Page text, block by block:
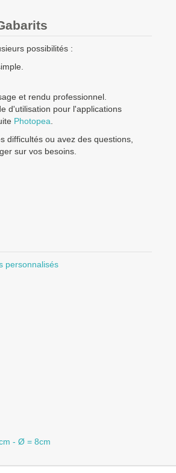
possibilités :
et rendu professionnel.
d'utilisation pour l'applications
Photopea.
difficultés ou avez des questions,
sur vos besoins.
personnalisés
- Ø = 8cm